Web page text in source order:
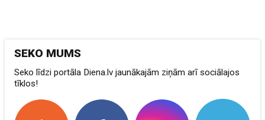
SEKO MUMS
Seko līdzi portāla Diena.lv jaunākajām ziņām arī sociālajos
tīklos!